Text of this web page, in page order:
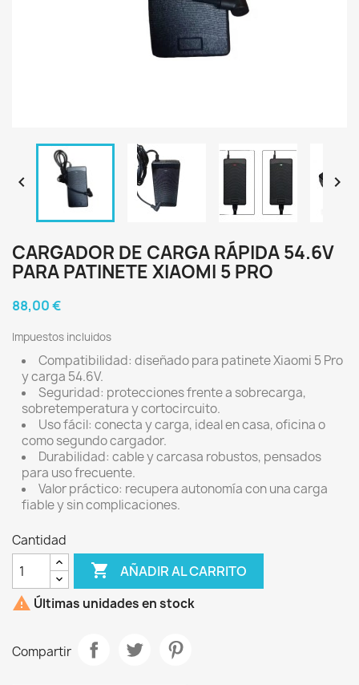
 
CARGADOR DE CARGA RÁPIDA 54.6V
PARA PATINETE XIAOMI 5 PRO
88,00 €
Impuestos incluidos
Compatibilidad: diseñado para patinete Xiaomi 5 Pro
y carga 54.6V.
Seguridad: protecciones frente a sobrecarga,
sobretemperatura y cortocircuito.
Uso fácil: conecta y carga, ideal en casa, oficina o
como segundo cargador.
Durabilidad: cable y carcasa robustos, pensados
para uso frecuente.
Valor práctico: recupera autonomía con una carga
fiable y sin complicaciones.
Cantidad
 AÑADIR AL CARRITO
 Últimas unidades en stock
Compartir